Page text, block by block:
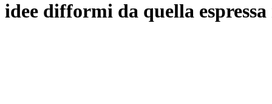
idee difformi da quella